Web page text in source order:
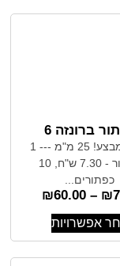
ברונזה 6
מחיר מבצע! 25 מ"מ --- 1
כפתור - 7.30 ש"ח, 10
כפתורים...
₪
–
₪60.00
אפשרויות